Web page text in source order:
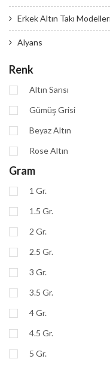
Erkek Altın Takı
Alyans
Renk
Altın Sarısı
Gümüş Grisi
Beyaz Altın
Rose Altın
Gram
1 Gr.
1.5 Gr.
2 Gr.
2.5 Gr.
3 Gr.
3.5 Gr.
4 Gr.
4.5 Gr.
5 Gr.